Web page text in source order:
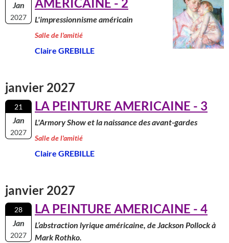
Jan
2027 L'impressionnisme américain
Salle de l'amitié
Claire GREBILLE
janvier 2027
21
Jan
2027
LA PEINTURE AMERICAINE - 3
L'Armory Show et la naissance des avant-gardes
Salle de l'amitié
Claire GREBILLE
janvier 2027
28
Jan
2027
LA PEINTURE AMERICAINE - 4
L’abstraction lyrique américaine, de Jackson Pollock à
Mark Rothko.